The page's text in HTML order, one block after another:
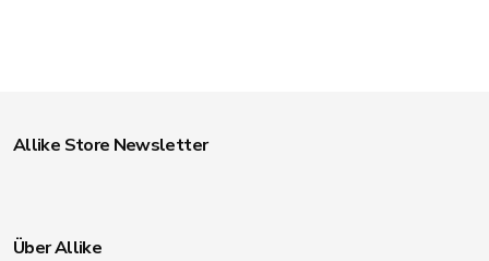
Allike Store Newsletter
Über Allike